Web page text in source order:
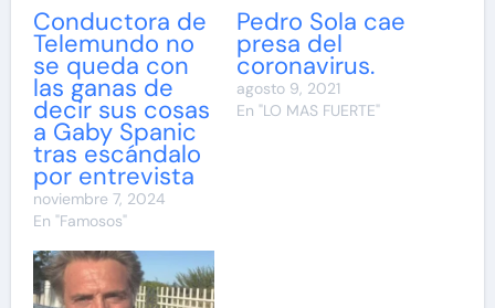
Conductora de
Telemundo no
se queda con
las ganas de
decir sus cosas
a Gaby Spanic
tras escándalo
por entrevista
noviembre 7, 2024
En "Famosos"
Pedro Sola cae
presa del
coronavirus.
agosto 9, 2021
En "LO MAS FUERTE"